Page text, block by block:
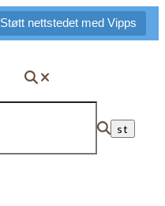
Støtt nettstedet med Vipps